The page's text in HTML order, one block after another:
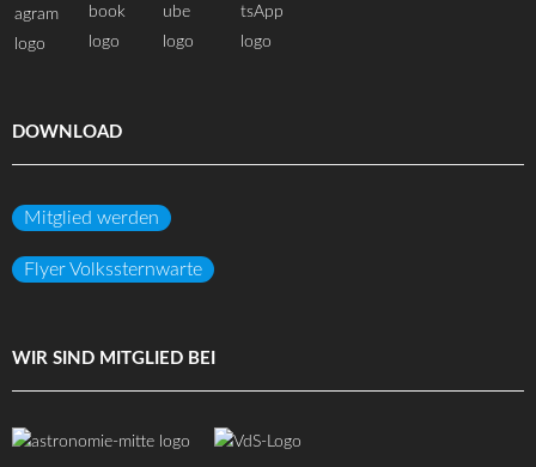
DOWNLOAD
Mitglied werden
Flyer Volkssternwarte
WIR SIND MITGLIED BEI